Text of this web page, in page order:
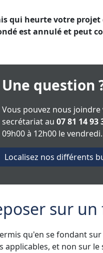
qui heurte votre
est annulé et peut
Une question
Vous pouvez nous
secrétariat au 07 81 14 93
09h00 à 12h00 le vendredi.
Localisez nos différents
sur
qu'en se fondant
applicables, et non sur